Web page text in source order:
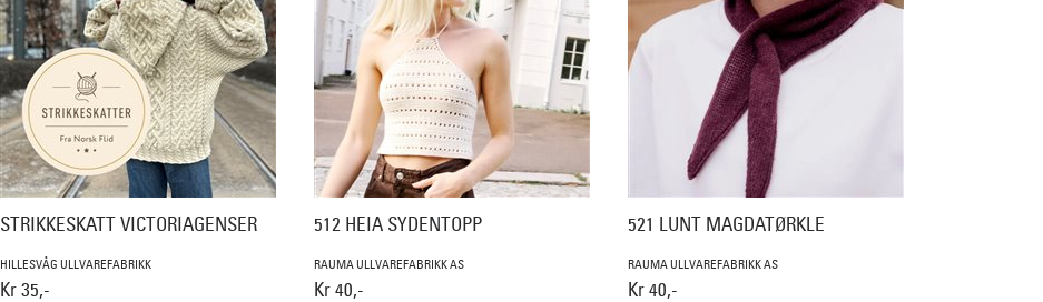
STRIKKESKATT VICTORIAGENSER
HILLESVÅG ULLVAREFABRIKK
Kr 35,-
512 HEIA SYDENTOPP
RAUMA ULLVAREFABRIKK AS
Kr 40,-
521 LUNT MAGDATØRKLE
RAUMA ULLVAREFABRIKK AS
Kr 40,-